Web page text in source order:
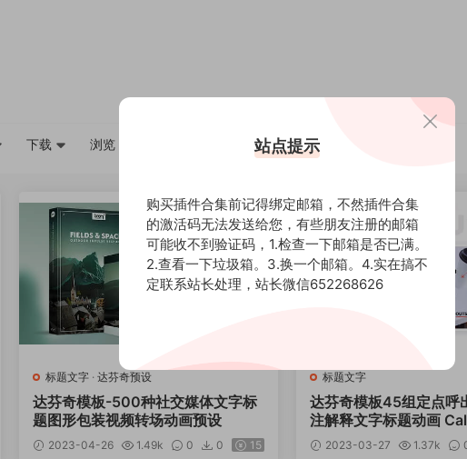
下载 浏览 随机
标题文字 · 达芬奇预设
达芬奇模板-500种社交媒体文字标
题图形包装视频转场动画预设
2023-04-26 1.49k 0 0 15
标题文字
达芬奇模板45组定点呼
注解释文字标题动画
inci Resolve
2023-03-27 1.37k
站点提示
购买插件合集前记得绑定邮箱，不然插件合集
的激活码无法发送给您，有些朋友注册的邮箱
可能收不到验证码，1.检查一下邮箱是否已满。
2.查看一下垃圾箱。3.换一个邮箱。4.实在搞不
定联系站长处理，站长微信652268626